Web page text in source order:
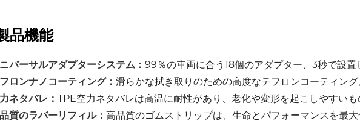
品機能
バーサルアダプターシステム：99％の車両に合う18個のアダプター、3秒で設置
ロンナノコーティング：滑らかな拭き取りのための高度なテフロンコーティング
ネタバレ：TPE空力ネタバレは高温に耐性があり、老化や変形を起こしやすいも
質のラバーリフィル：高品質のゴムストリップは、生命とパフォーマンスを最